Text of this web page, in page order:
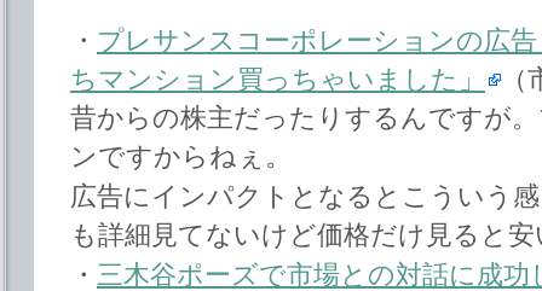
・ プレサンスコーポレーションの広
ちマンション買っちゃいました」
昔からの株主だったりするんですが
ンですからねぇ。
広告にインパクトとなるとこういう
も詳細見てないけど価格だけ見ると
・ 三木谷ポーズで市場との対話に成